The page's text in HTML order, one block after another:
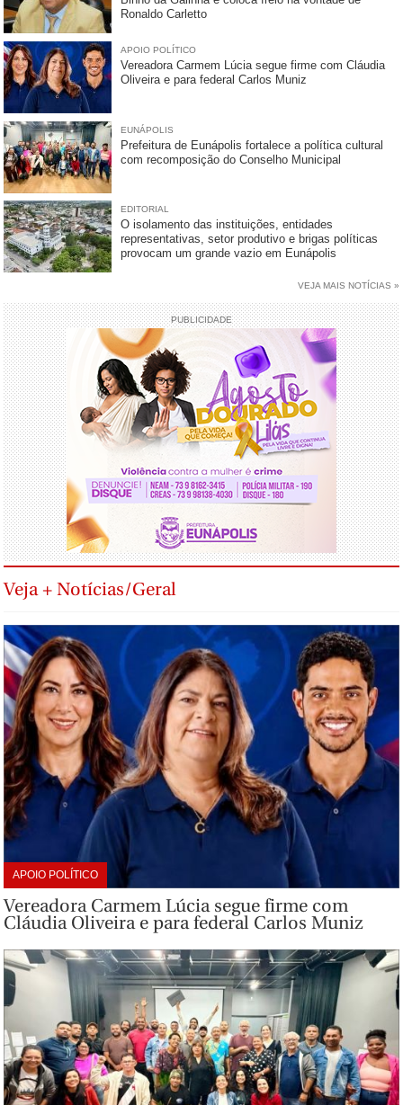
Ronaldo Carletto
APOIO POLÍTICO
Vereadora Carmem Lúcia segue firme com Cláudia
Oliveira e para federal Carlos Muniz
EUNÁPOLIS
Prefeitura de Eunápolis fortalece a política cultural
com recomposição do Conselho Municipal
EDITORIAL
O isolamento das instituições, entidades
representativas, setor produtivo e brigas políticas
provocam um grande vazio em Eunápolis
VEJA MAIS NOTÍCIAS »
PUBLICIDADE
Veja + Notícias/Geral
APOIO POLÍTICO
Vereadora Carmem Lúcia segue firme com
Cláudia Oliveira e para federal Carlos Muniz